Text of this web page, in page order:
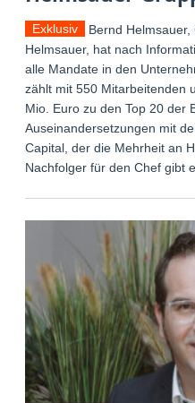
Exklusiv
Bernd
Helmsauer, hat nach
alle Mandate in den
zählt mit 550 Mitarbeitenden
Mio. Euro zu den Top 20 der
Auseinandersetzungen mit
Capital, der die Mehrheit an
Nachfolger für den Chef gibt